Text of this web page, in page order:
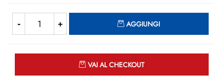
AGGIUNGI
VAI AL CHECKOUT